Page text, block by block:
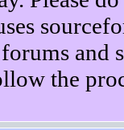
the